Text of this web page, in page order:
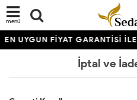
menü
EN UYGUN FİYAT GARANTİSİ İLE
İptal ve